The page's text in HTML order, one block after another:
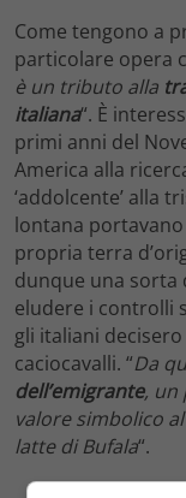
Come tengono a
particolare opera
è un tributo alla
italiana“. È
primi anni del
America alla
‘addolcente’ alla
lontana
propria terra
dunque una sorta
eludere i controlli
gli italiani
caciocavalli. “Da
dell’emigrante, un
valore simbolico
latte di Bufala“.